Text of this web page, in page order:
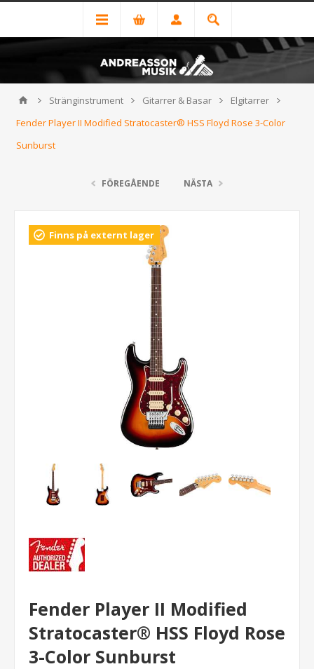
Stränginstrument Gitarrer & Basar
Elgitarrer
Fender Player II Modified Stratocaster® HSS Floyd Rose 3-Color
Sunburst
FÖREGÅENDE NÄSTA
Finns på externt lager
Fender Player II Modified
Stratocaster® HSS Floyd Rose
3-Color Sunburst